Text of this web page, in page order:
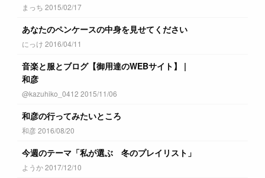
まっち 2015/02/17
あなたのペンケースの中身を見せてください
にっけ 2016/04/11
音楽と服とブログ【御用達のWEBサイト】 |
和彦
@kazuhiko_0412 2015/11/06
和彦の行ってみたいところ
和彦 2016/08/20
今週のテーマ「私が選ぶ 冬のプレイリスト」
ようか 2017/12/10